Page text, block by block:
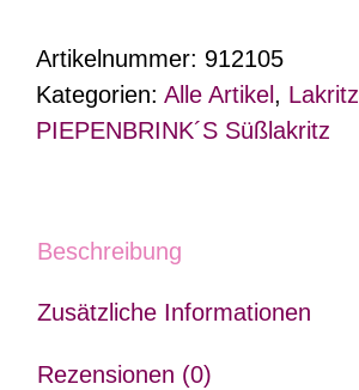
Menge
Artikelnummer: 912105
Kategorien: Alle Artikel , Lakritz
PIEPENBRINK´S Süßlakritz
Beschreibung
Zusätzliche Informationen
Rezensionen (0)